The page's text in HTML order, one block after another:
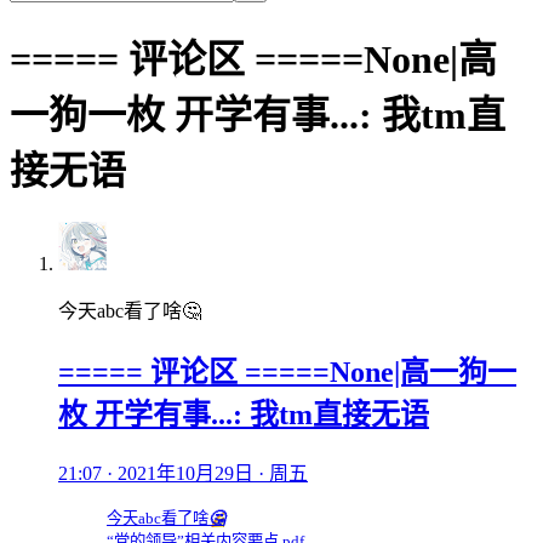
===== 评论区 =====None|高
一狗一枚 开学有事...: 我tm直
接无语
今天abc看了啥🤔
===== 评论区 =====None|高一狗一
枚 开学有事...: 我tm直接无语
21:07 · 2021年10月29日 · 周五
今天abc看了啥🤔